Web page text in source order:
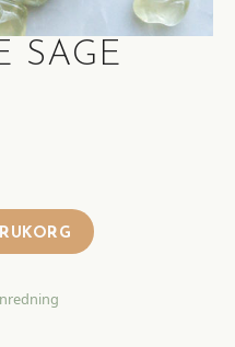
SAGE